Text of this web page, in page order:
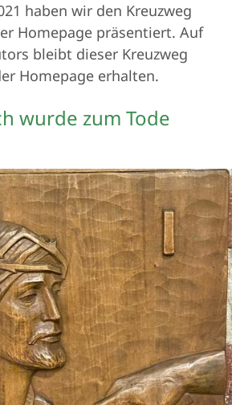
haben wir den Kreuzweg
Homepage präsentiert. Auf
bleibt dieser Kreuzweg
Homepage erhalten.
wurde zum Tode